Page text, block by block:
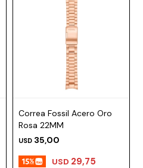
Correa Fossil Acero Oro
Rosa 22MM
USD 35,00
USD 29,75